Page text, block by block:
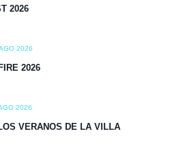
2026
2026
2026
2026
VERANOS DE LA VILLA